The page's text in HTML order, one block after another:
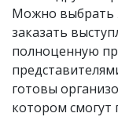
Можно выбрать
заказать
полноценную
готовы
котором смогут